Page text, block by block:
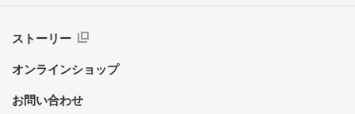
ストーリー
オンラインショップ
お問い合わせ